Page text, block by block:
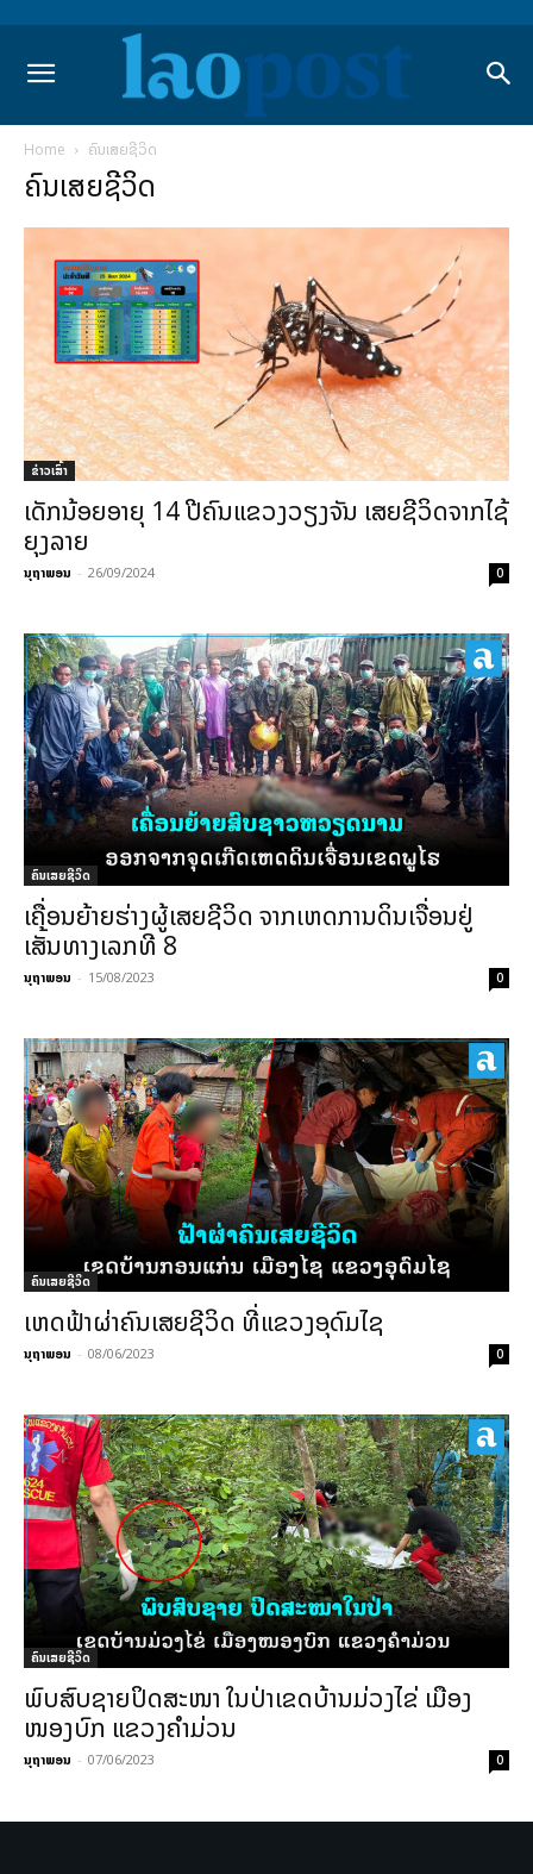
Home ຄົນເສຍຊີວິດ
ຄົນເສຍຊີວິດ
ຂ່າວເສົ້າ
ເດັກນ້ອຍອາຍຸ 14 ປີຄົນແຂວງວຽງຈັນ ເສຍຊີວິດຈາກໄຊ້
ຍຸງລາຍ
ນຸຖາພອນ - 26/09/2024 0
ຄົນເສຍຊີວິດ
ເຄື່ອນຍ້າຍຮ່າງຜູ້ເສຍຊີວິດ ຈາກເຫດການດິນເຈື່ອນຢູ່
ເສັ້ນທາງເລກທີ 8
ນຸຖາພອນ - 15/08/2023 0
ຄົນເສຍຊີວິດ
ເຫດຟ້າຜ່າຄົນເສຍຊີວິດ ທີ່ແຂວງອຸດົມໄຊ
ນຸຖາພອນ - 08/06/2023 0
ຄົນເສຍຊີວິດ
ພົບສົບຊາຍປິດສະໜາ ໃນປ່າເຂດບ້ານມ່ວງໄຂ່ ເມືອງ
ໜອງບົກ ແຂວງຄຳມ່ວນ
ນຸຖາພອນ - 07/06/2023 0